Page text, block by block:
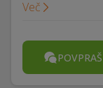
Več